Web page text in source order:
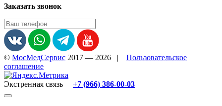
Заказать звонок
© МосМедСервис 2017 — 2026 |
Пользовательское
соглашение
Экстренная связь +7 (966) 386-00-03